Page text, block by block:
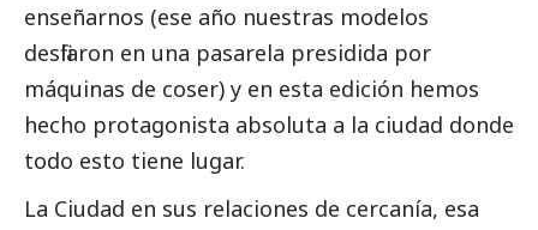
enseñarnos (ese año nuestras modelos
desfilaron en una pasarela presidida por
máquinas de coser) y en esta edición hemos
hecho protagonista absoluta a la ciudad donde
todo esto tiene lugar.
La Ciudad en sus relaciones de cercanía, esa